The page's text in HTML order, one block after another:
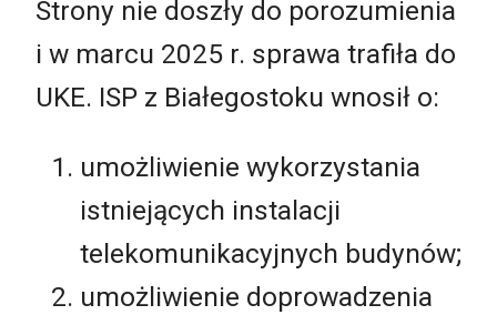
Strony nie doszły do porozumienia
i w marcu 2025 r. sprawa trafiła do
UKE. ISP z Białegostoku wnosił o:
umożliwienie wykorzystania
istniejących instalacji
telekomunikacyjnych budynów;
umożliwienie doprowadzenia